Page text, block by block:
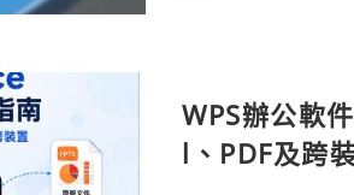
WPS辦公軟
l、PDF及跨